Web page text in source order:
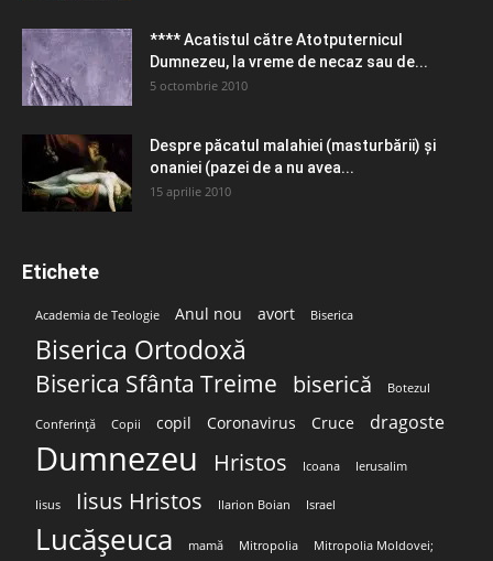
**** Acatistul către Atotputernicul
Dumnezeu, la vreme de necaz sau de...
5 octombrie 2010
Despre păcatul malahiei (masturbării) şi
onaniei (pazei de a nu avea...
15 aprilie 2010
Etichete
Academia de Teologie Anul nou avort Biserica
Biserica Ortodoxă
Biserica Sfânta Treime biserică Botezul
Conferință Copii copil Coronavirus Cruce dragoste
Dumnezeu Hristos Icoana Ierusalim
Iisus Iisus Hristos Ilarion Boian Israel
Lucășeuca mamă Mitropolia Mitropolia Moldovei;